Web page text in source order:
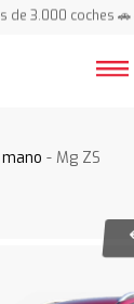
de 3.000 coches 🚗
- Mg ZS